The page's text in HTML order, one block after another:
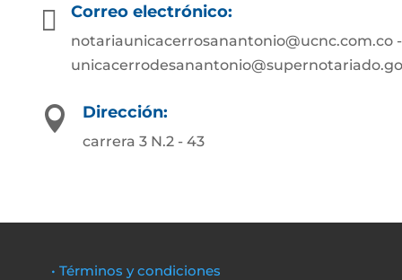
 Correo electrónico:
notariaunicacerrosanantonio@ucnc.com.co -
 Dirección:
carrera 3 N.2 - 43
• Términos y condiciones